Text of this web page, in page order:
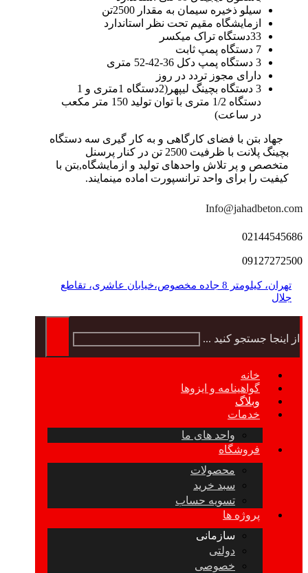
سیلو ذخیره سیمان به مقدار 2500تن
ازمایشگاه مقیم تحت نظر استاندارد
33دستگاه تراک میکسر
7 دستگاه پمپ ثابت
3 دستگاه پمپ دکل 36-42-52 متری
دارای مجوز تردد در روز
3 دستگاه بچینگ لیپهر(2دستگاه 1متری و 1
دستگاه 1/2 متری با توان تولید 150 متر مکعب
در ساعت)
جهاد بتن با فضای کارگاهی و به کار گیری سه دستگاه
بچینگ پلانت با ظرفیت 2500 تن در کنار پرسنل
متخصص و پر تلاش واحدهای تولید و ازمایشگاه,بتن با
کیفیت را برای واحد ترانسپورت اماده مینمایند.
Info@jahadbeton.com
02144545686
09127272500
تهران، کیلومتر 8 جاده مخصوص،خیابان عاشری، تقاطع
جلال
از اینجا جستجو کنید ...
خانه
گواهینامه و ایزوها
وبلاگ
خدمات
واحد های ما
فروشگاه
محصولات
سبد خرید
تسویه حساب
پروژه ها
سازمانی
دولتی
خصوصی